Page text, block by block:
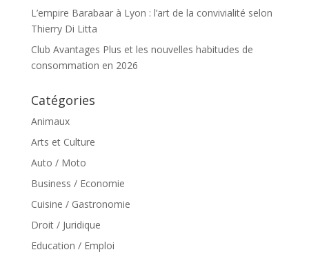
L’empire Barabaar à Lyon : l’art de la convivialité selon
Thierry Di Litta
Club Avantages Plus et les nouvelles habitudes de
consommation en 2026
Catégories
Animaux
Arts et Culture
Auto / Moto
Business / Economie
Cuisine / Gastronomie
Droit / Juridique
Education / Emploi